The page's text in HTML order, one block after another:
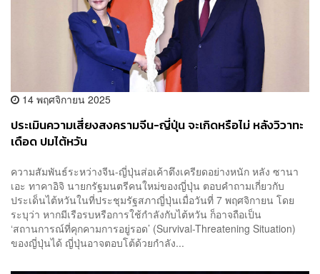
14 พฤศจิกายน 2025
ประเมินความเสี่ยงสงครามจีน-ญี่ปุ่น จะเกิดหรือไม่ หลังวิวาทะ
เดือด ปมไต้หวัน
ความสัมพันธ์ระหว่างจีน-ญี่ปุ่นส่อเค้าตึงเครียดอย่างหนัก หลัง ซานา
เอะ ทาคาอิจิ นายกรัฐมนตรีคนใหม่ของญี่ปุ่น ตอบคำถามเกี่ยวกับ
ประเด็นไต้หวันในที่ประชุมรัฐสภาญี่ปุ่นเมื่อวันที่ 7 พฤศจิกายน โดย
ระบุว่า หากมีเรือรบหรือการใช้กำลังกับไต้หวัน ก็อาจถือเป็น
‘สถานการณ์ที่คุกคามการอยู่รอด’ (Survival-Threatening Situation)
ของญี่ปุ่นได้ ญี่ปุ่นอาจตอบโต้ด้วยกำลัง...